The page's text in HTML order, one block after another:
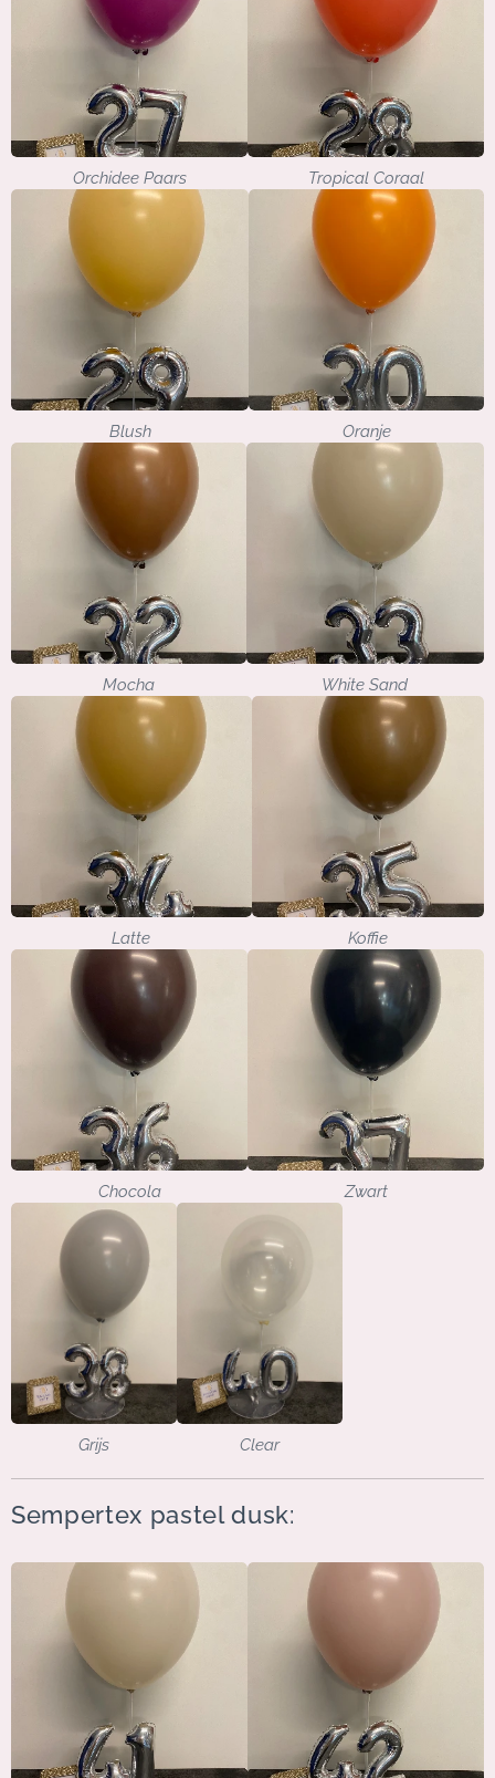
Orchidee Paars Tropical Coraal
Blush Oranje
Mocha White Sand
Latte Koffie
Chocola Zwart
Grijs Clear
Sempertex pastel dusk: